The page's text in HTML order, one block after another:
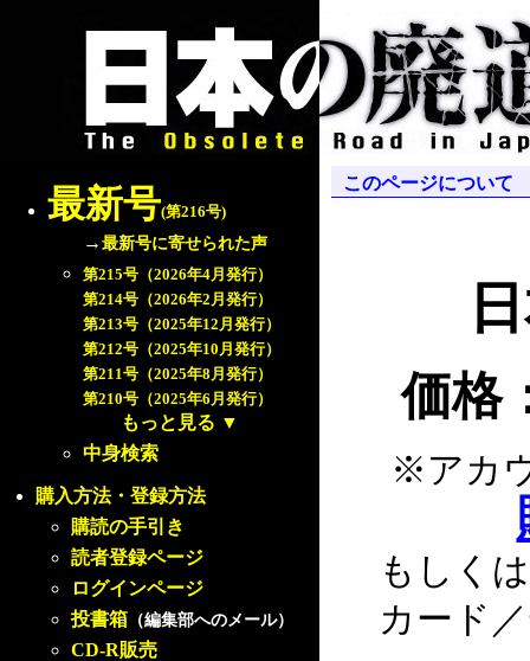
最新号(第216号)
→最新号に寄せられた声
第215号（2026年4月発行）
第214号（2026年2月発行）
第213号（2025年12月発行）
第212号（2025年10月発行）
第211号（2025年8月発行）
第210号（2025年6月発行）
もっと見る ▼
中身検索
購入方法・登録方法
購読の手引き
読者登録ページ
ログインページ
投書箱 （編集部へのメール）
CD-R販売
このページについて
価格
※アカ
もしくは
カード